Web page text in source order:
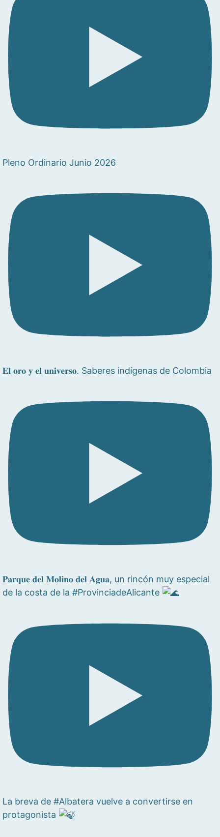
Pleno Ordinario Junio 2026
𝐄𝐥 𝐨𝐫𝐨 𝐲 𝐞𝐥 𝐮𝐧𝐢𝐯𝐞𝐫𝐬𝐨. Saberes indígenas de Colombia
𝐏𝐚𝐫𝐪𝐮𝐞 𝐝𝐞𝐥 𝐌𝐨𝐥𝐢𝐧𝐨 𝐝𝐞𝐥 𝐀𝐠𝐮𝐚, un rincón muy especial
de la costa de la #ProvinciadeAlicante
La breva de #Albatera vuelve a convertirse en
protagonista